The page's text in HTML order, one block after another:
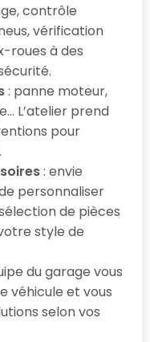
contrôle
vérification
roues à des
: panne moteur,
L’atelier prend
pour
: envie
personnaliser
de pièces
style de
du garage vous
véhicule et vous
selon vos